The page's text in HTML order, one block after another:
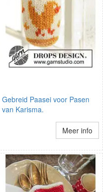
Gebreid Paasei voor Pasen
van Karisma.
Meer info